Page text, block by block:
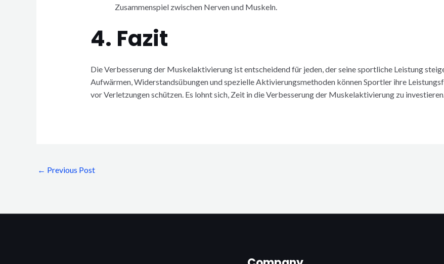
Zusammenspiel zwischen Nerven und Muskeln.
4. Fazit
Die Verbesserung der Muskelaktivierung ist entscheidend für jeden, der seine sportliche Leistung
Aufwärmen, Widerstandsübungen und spezielle Aktivierungsmethoden können Sportler ihre
vor Verletzungen schützen. Es lohnt sich, Zeit in die Verbesserung der Muskelaktivierung zu
← Previous Post